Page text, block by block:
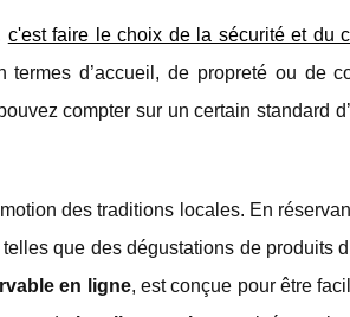
c'est faire le choix de la sécurité et du
d’accueil, de propreté ou de
compter sur un certain standard
des traditions locales. En
que des dégustations de produits
en ligne, est conçue pour être